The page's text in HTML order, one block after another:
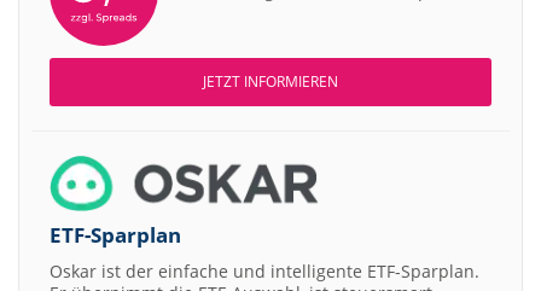
JETZT INFORMIEREN
ETF-Sparplan
Oskar ist der einfache und intelligente ETF-Sparplan.